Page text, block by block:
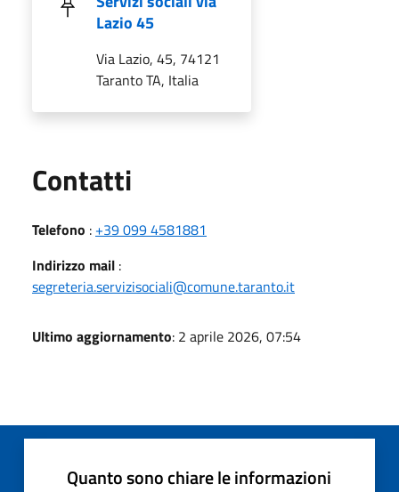
Lazio 45
Via Lazio, 45, 74121
Taranto TA, Italia
Contatti
Telefono : +39 099 4581881
Indirizzo mail :
segreteria.servizisociali@comune.taranto.it
Ultimo aggiornamento: 2 aprile 2026, 07:54
Quanto sono chiare le informazioni